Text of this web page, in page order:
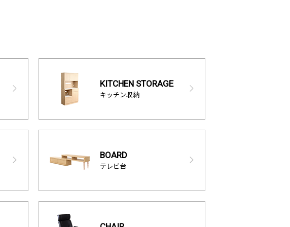
KITCHEN STORAGE
キッチン収納
BOARD
テレビ台